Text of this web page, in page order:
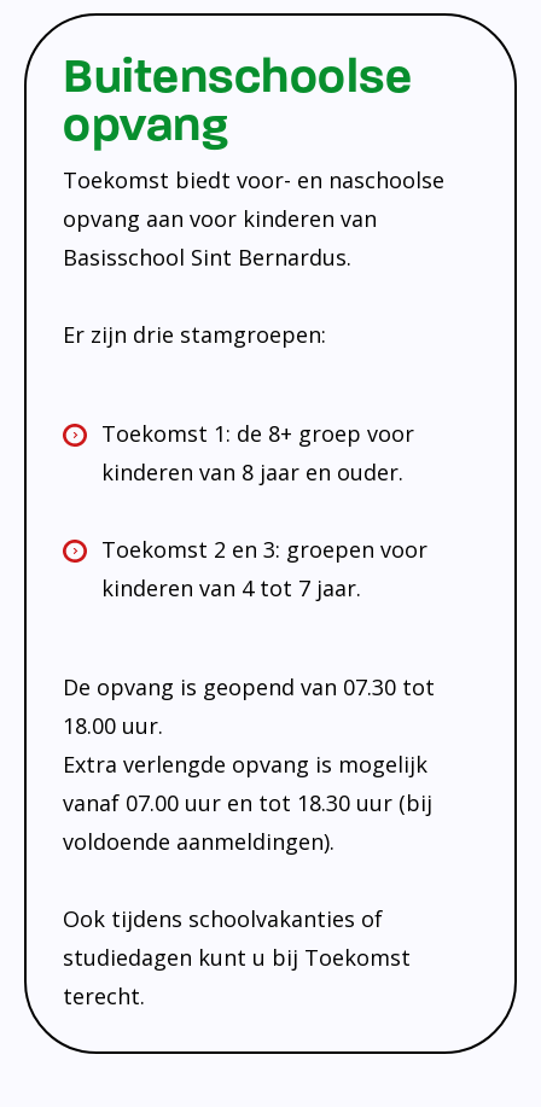
Buitenschoolse
opvang
Toekomst biedt voor- en naschoolse
opvang aan voor kinderen van
Basisschool Sint Bernardus.
Er zijn drie stamgroepen:
Toekomst 1: de 8+ groep voor
kinderen van 8 jaar en ouder.
Toekomst 2 en 3: groepen voor
kinderen van 4 tot 7 jaar.
De opvang is geopend van 07.30 tot
18.00 uur.
Extra verlengde opvang is mogelijk
vanaf 07.00 uur en tot 18.30 uur (bij
voldoende aanmeldingen).
Ook tijdens schoolvakanties of
studiedagen kunt u bij Toekomst
terecht.